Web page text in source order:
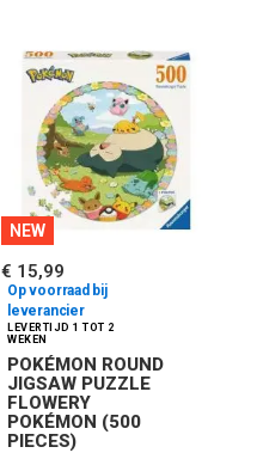
NEW
POKÉMON ROUND
JIGSAW PUZZLE
FLOWERY
POKÉMON (500
PIECES)
€ 15,99
Op voorraad bij
leverancier